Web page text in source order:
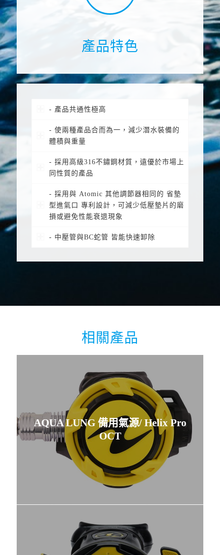
產品特色
- 產品共通性極高
- 使兩種產品合而為一，減少潛水裝備的
體積與重量
- 採用高級316不鏽鋼材質，遠優於市場上
同性質的產品
- 採用與 Atomic 其他調節器相同的 省墊
型進氣口 專利設計，可減少低壓墊片的磨
損或避免性能衰退現象
- 中壓管與BC蛇管 皆能快速卸除
相關產品
AQUA LUNG 備用氣源/ Helix Pro
OCT